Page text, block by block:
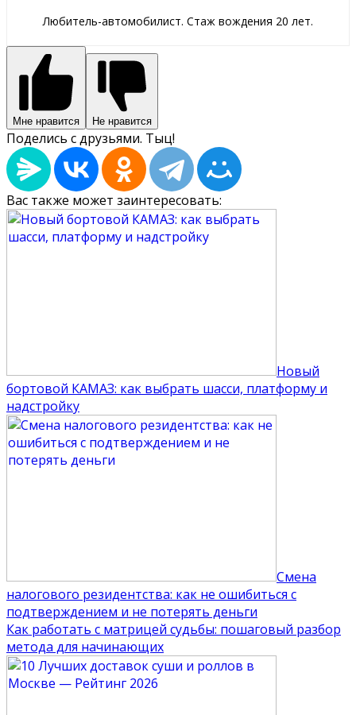
Любитель-автомобилист. Стаж вождения 20 лет.
Мне нравится Не нравится
Поделись с друзьями. Тыц!
Вас также может заинтересовать:
Новый
бортовой КАМАЗ: как выбрать шасси, платформу и
надстройку
Смена
налогового резидентства: как не ошибиться с
подтверждением и не потерять деньги
Как работать с матрицей судьбы: пошаговый разбор
метода для начинающих